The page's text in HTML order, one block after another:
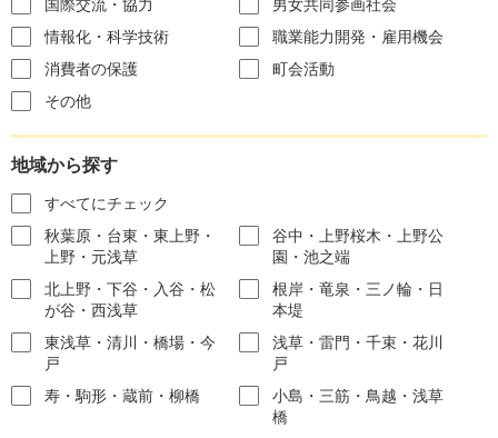
国際交流・協力
男女共同参画社会
情報化・科学技術
職業能力開発・雇用機会
消費者の保護
町会活動
その他
地域から探す
すべてにチェック
秋葉原・台東・東上野・
上野・元浅草
谷中・上野桜木・上野公
園・池之端
北上野・下谷・入谷・松
が谷・西浅草
根岸・竜泉・三ノ輪・日
本堤
東浅草・清川・橋場・今
戸
浅草・雷門・千束・花川
戸
寿・駒形・蔵前・柳橋
小島・三筋・鳥越・浅草
橋